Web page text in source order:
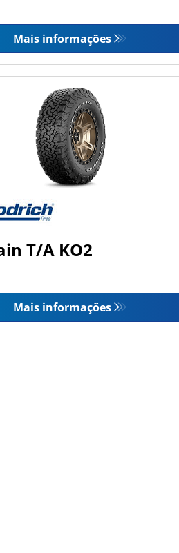
Mais informações
T/A KO2
Mais informações